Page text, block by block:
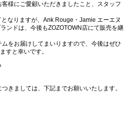
様にご愛顧いただきましたこと、スタッフ
なりますが、Ank Rouge・Jamie エーエヌ
ンドは、今後もZOZOTOWN店にて販売を継
をお届けしてまいりますので、今後はぜひ
すと幸いです。
きましては、下記までお願いいたします。